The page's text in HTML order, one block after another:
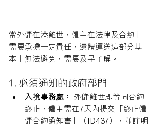
當外傭在港離世，僱主在法律及合約上
需要承擔一定責任，遺體運送這部分基
本上無法避免，需要及早了解。
1. 必須通知的政府部門
入境事務處：
外傭離世即等同合約
終止，僱主需在7天內提交「終止僱
傭合約通知書」（ID437），並註明